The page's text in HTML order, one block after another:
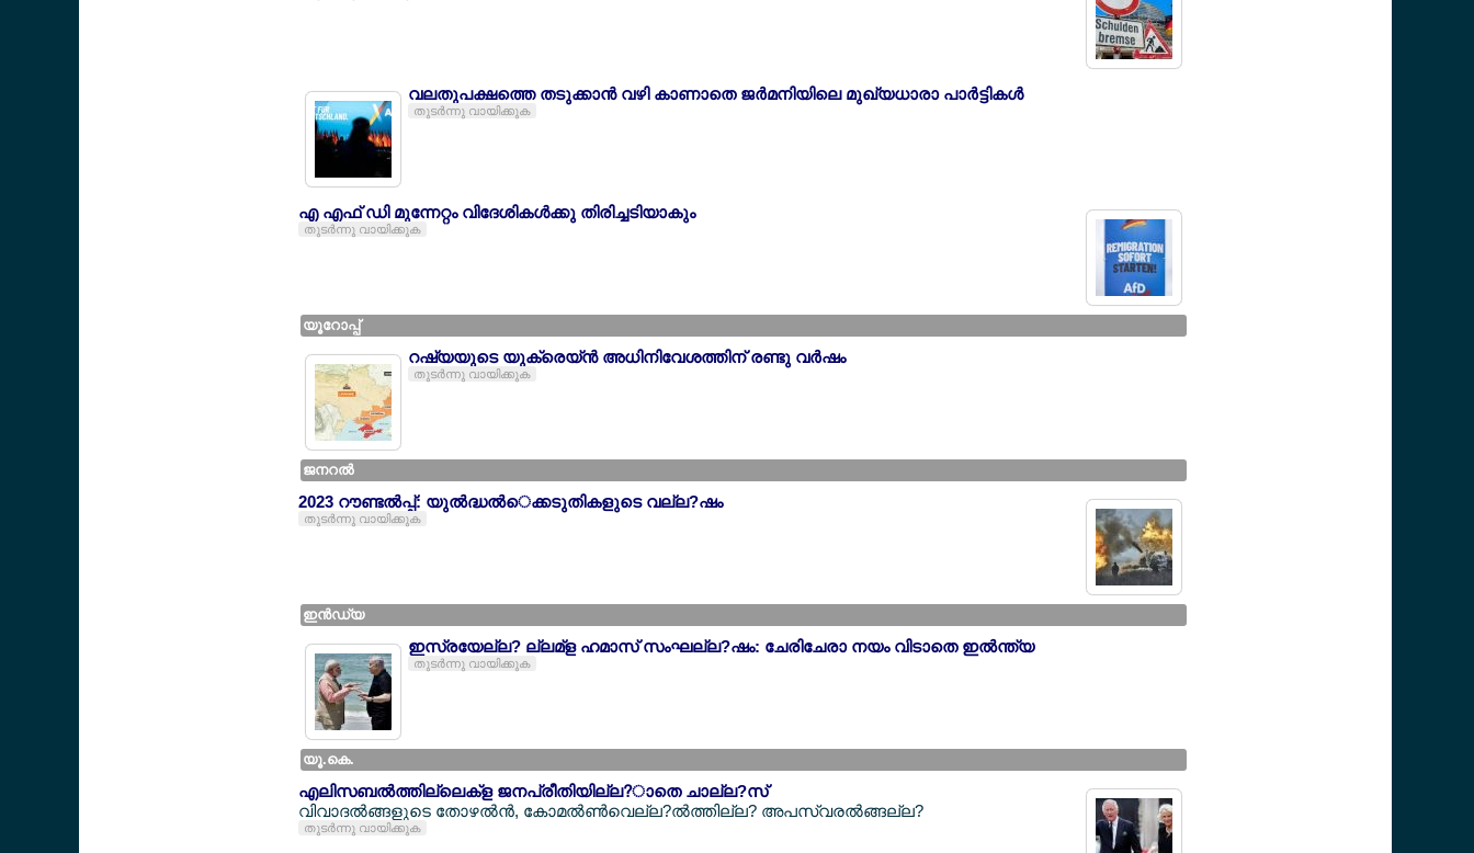
വലതുപക്ഷത്തെ തടുക്കാന്‍ വഴി കാണാതെ ജര്‍മനിയിലെ മുഖ്യധാരാ പാര്‍ട്ടികള്‍
തുടര്‍ന്നു വായിക്കുക
എ എഫ് ഡി മുന്നേറ്റം വിദേശികള്‍ക്കു തിരിച്ചടിയാകും
തുടര്‍ന്നു വായിക്കുക
യൂറോപ്പ്
റഷ്യയുടെ യുക്രെയ്ന്‍ അധിനിവേശത്തിന് രണ്ടു വര്‍ഷം
തുടര്‍ന്നു വായിക്കുക
ജനറല്‍
2023 റൗണ്ടല്‍പ്പ്: യുല്‍ദ്ധല്‍െക്കടുതികളുടെ വല്ല?ഷം
തുടര്‍ന്നു വായിക്കുക
ഇന്‍ഡ്യ
ഇസ്രയേല്ല? ല്ലമ്ള ഹമാസ് സംഘല്ല?ഷം: ചേരിചേരാ നയം വിടാതെ ഇല്‍ന്ത്യ
തുടര്‍ന്നു വായിക്കുക
യൂ.കെ.
എലിസബല്‍ത്തില്ലെക്ള ജനപ്രീതിയില്ല?ാതെ ചാല്ല?സ്
വിവാദല്‍ങ്ങളുടെ തോഴല്‍ന്‍, കോമല്‍ണ്‍വെല്ല?ല്‍ത്തില്ല? അപസ്വരല്‍ങ്ങല്ല?
തുടര്‍ന്നു വായിക്കുക